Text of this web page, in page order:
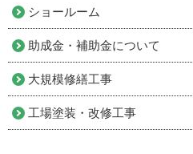
ショールーム
助成金・補助金について
大規模修繕工事
工場塗装・改修工事